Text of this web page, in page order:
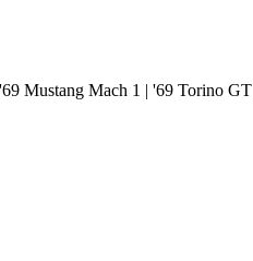
Mustang Mach 1 | '69 Torino GT